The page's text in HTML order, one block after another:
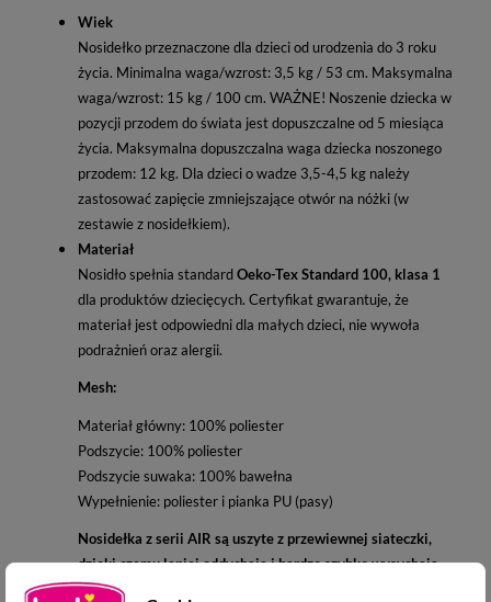
Wiek
Nosidełko przeznaczone dla dzieci od urodzenia do 3 roku
życia. Minimalna waga/wzrost: 3,5 kg / 53 cm. Maksymalna
waga/wzrost: 15 kg / 100 cm. WAŻNE! Noszenie dziecka w
pozycji przodem do świata jest dopuszczalne od 5 miesiąca
życia. Maksymalna dopuszczalna waga dziecka noszonego
przodem: 12 kg. Dla dzieci o wadze 3,5-4,5 kg należy
zastosować zapięcie zmniejszające otwór na nóżki (w
zestawie z nosidełkiem).
Materiał
Nosidło spełnia standardOeko-Tex Standard 100, klasa 1
dla produktów dziecięcych. Certyfikat gwarantuje, że
materiał jest odpowiedni dla małych dzieci, nie wywoła
podrażnień oraz alergii.
Mesh:
Materiał główny: 100% poliester
Podszycie: 100% poliester
Podszycie suwaka: 100% bawełna
Wypełnienie: poliester i pianka PU (pasy)
Nosidełka z serii AIR są uszyte z przewiewnej siateczki,
dzięki czemu lepiej oddychają i bardzo szybko wysychają.
Czyszczenie